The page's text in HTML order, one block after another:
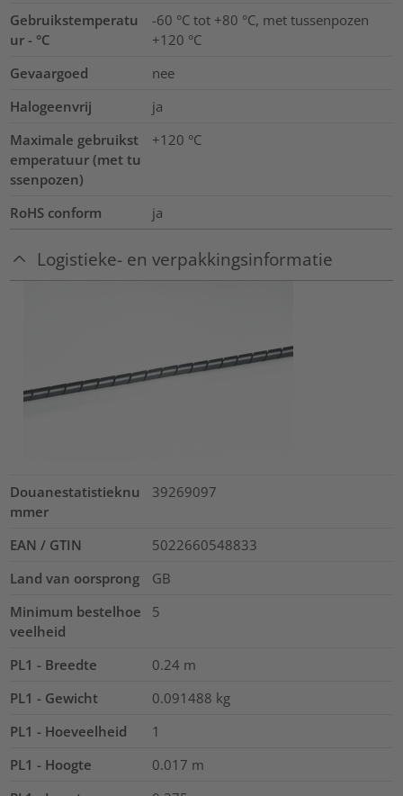
Gebruikstemperatu
ur - °C
-60 °C tot +80 °C, met tussenpozen
+120 °C
Gevaargoed
nee
Halogeenvrij
ja
Maximale gebruikst
emperatuur (met tu
ssenpozen)
+120 °C
RoHS conform ja
Logistieke- en verpakkingsinformatie
Douanestatistieknu
mmer
39269097
EAN / GTIN
5022660548833
Land van oorsprong
GB
Minimum bestelhoe
veelheid
5
PL1 - Breedte 0.24 m
PL1 - Gewicht
0.091488 kg
PL1 - Hoeveelheid
1
PL1 - Hoogte
0.017 m